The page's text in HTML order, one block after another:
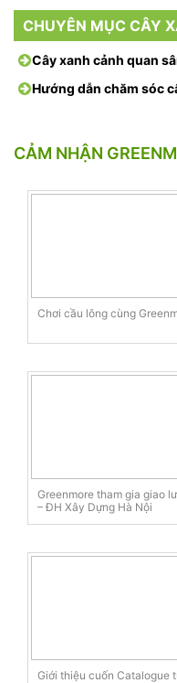
CHUYÊN MỤC CÂY
Cây xanh cảnh quan
Hướng dẫn chăm sóc
CẢM NHẬN
Chơi cầu lông cùng
Greenmore tham gia giao
– ĐH Xây Dựng Hà Nội
Giới thiệu cuốn Catalogue